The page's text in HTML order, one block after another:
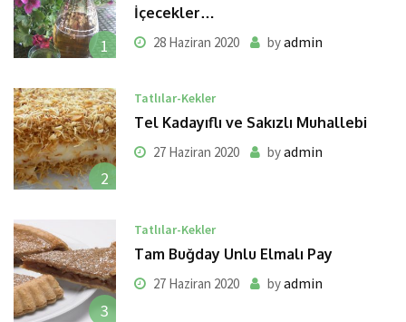
1
İçecekler…
28 Haziran 2020 byadmin
2
Tatlılar-Kekler
Tel Kadayıflı ve Sakızlı Muhallebi
27 Haziran 2020 byadmin
3
Tatlılar-Kekler
Tam Buğday Unlu Elmalı Pay
27 Haziran 2020 byadmin